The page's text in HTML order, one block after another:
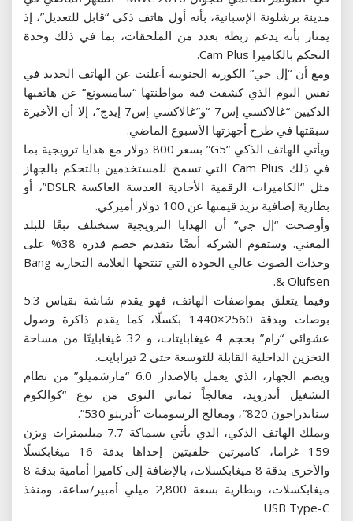
مدينة برشلونة الإسبانية، بأنه أول هاتف ذكي “قابل للتعديل”، إذ
يمتاز بأنه يدعم ربطه بعدد من الملحقات، بما في ذلك وحدة
التحكم بالكاميرا Cam Plus.
ومع أن “إل جي” الكورية الجنوبية أعلنت عن الهاتف الجديد في
نفس اليوم الذي كشفت فيه مواطنتها “سامسونغ” عن هاتفيها
الذكيين “غالاكسي إس7 “و”غالاكسي إس7 إيدج”، إلا أن الأخيرة
سبقتها في طرح أجهزتها الأسبوع الماضي.
ويأتي الهاتف الذكي “G5” بسعر 800 دولار مع هدايا ترويجية بما
في ذلك Cam Plus التي تسمح للمستخدمين بالتحكم بالجهاز
مثل “الكاميرات الرقمية الأحادية العدسة العاكسة DSLR”، أو
بطارية إضافية تزيد قيمتها عن 100 دولار أميركي.
وأوضحت “إل جي” أن الهدايا الترويجية ستختلف تبعًا للبلد
المعني. وستقوم الشركة أيضًا بتقديم خصم قدره 38% على
وحدات الصوت عالي الجودة التي تنتجها العلامة التجارية Bang
& Olufsen.
وفيما يتعلق بمواصفات الهاتف، فهو يقدم شاشة بقياس 5.3
بوصات وبدقة 2560×1440 بكسلًا، كما يقدم ذاكرة وصول
عشوائي “رام” بحجم 4 غيغابايتات، و 32 غيغابايتًا من مساحة
التخزين الداخلية القابلة للتوسعة حتى 2 تيرابايت.
ويضم الجهاز، الذي يعمل بالإصدار 6.0 “مارشميلو” من نظام
التشغيل أندرويد، معالجاً ثماني النوى من نوع “كوالكوم
سنابدراجون 820″، ومعالج الرسوميات “أدرينو 530”.
ويملك الهاتف الذكي، الذي يأتي بسماكة 7.7 ميليمترات ويزن
159 غراما، كاميرتين خلفيتين إحداها بدقة 16 ميغابكسلًا
والأخرى بدقة 8 ميغابكسلات، بالإضافة إلى كاميرا أمامية بدقة 8
ميغابكسلات، وبطارية بسعة 2,800 ميلي أمبير/ساعة، ومنفذ
USB Type-C